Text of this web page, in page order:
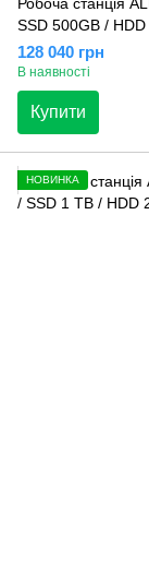
128 040 грн
В наявності
Купити
НОВИНКА